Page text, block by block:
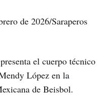
de 2026/Saraperos
el cuerpo técnico
López en la
de Beisbol.